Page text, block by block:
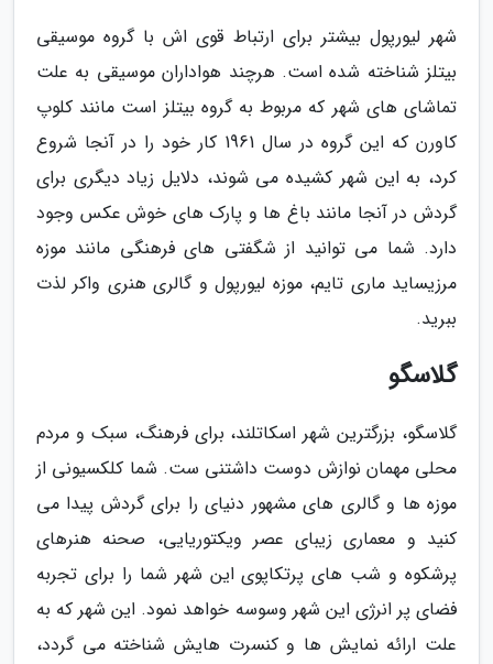
شهر لیورپول بیشتر برای ارتباط قوی اش با گروه موسیقی
بیتلز شناخته شده است. هرچند هواداران موسیقی به علت
تماشای های شهر که مربوط به گروه بیتلز است مانند کلوپ
کاورن که این گروه در سال 1961 کار خود را در آنجا شروع
کرد، به این شهر کشیده می شوند، دلایل زیاد دیگری برای
گردش در آنجا مانند باغ ها و پارک های خوش عکس وجود
دارد. شما می توانید از شگفتی های فرهنگی مانند موزه
مرزیساید ماری تایم، موزه لیورپول و گالری هنری واکر لذت
ببرید.
گلاسگو
گلاسگو، بزرگترین شهر اسکاتلند، برای فرهنگ، سبک و مردم
محلی مهمان نوازش دوست داشتنی ست. شما کلکسیونی از
موزه ها و گالری های مشهور دنیای را برای گردش پیدا می
کنید و معماری زیبای عصر ویکتوریایی، صحنه هنرهای
پرشکوه و شب های پرتکاپوی این شهر شما را برای تجربه
فضای پر انرژی این شهر وسوسه خواهد نمود. این شهر که به
علت ارائه نمایش ها و کنسرت هایش شناخته می گردد،